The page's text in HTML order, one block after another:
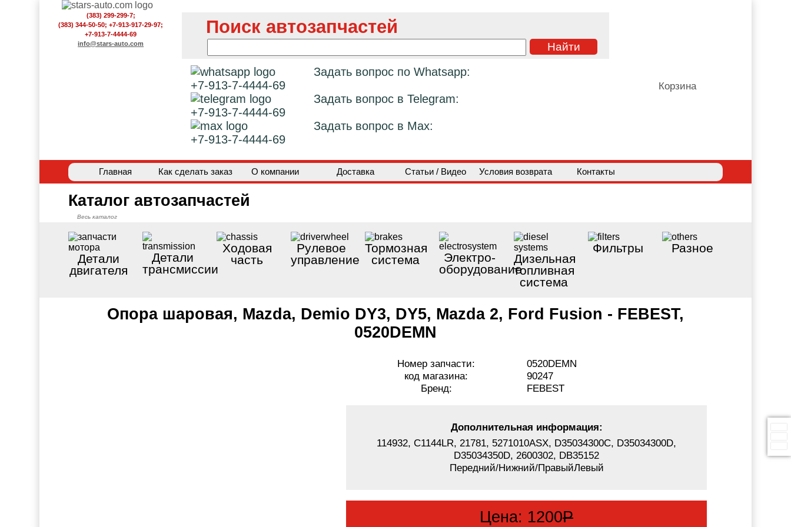
(383) 299-299-7;
(383) 344-50-50; +7-913-917-29-97;
+7-913-7-4444-69
info@stars-auto.com
Поиск автозапчастей
Задать вопрос по Whatsapp:
+7-913-7-4444-69
Задать вопрос в Telegram:
+7-913-7-4444-69
Задать вопрос в Max:
+7-913-7-4444-69
Корзина
Главная Как сделать заказ О компании Доставка Статьи / Видео Условия возврата Контакты
Каталог автозапчастей
Весь каталог
Детали
двигателя
Детали
трансмиссии
Ходовая
часть
Рулевое
управление
Тормозная
система
Электро-
оборудование
Дизельная
топливная
система
Фильтры Разное
Опора шаровая, Mazda, Demio DY3, DY5, Mazda 2, Ford Fusion - FEBEST,
0520DEMN
Номер запчасти:
0520DEMN
код магазина:
90247
Бренд:
FEBEST
Дополнительная информация:
114932, C1144LR, 21781, 5271010ASX, D35034300C, D35034300D,
D35034350D, 2600302, DB35152
Передний/Нижний/ПравыйЛевый
Цена: 1200Р